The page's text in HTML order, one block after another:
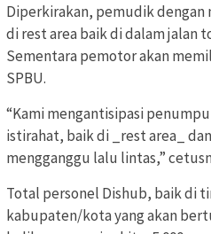
Diperkirakan, pemudik
di rest area baik di dalam jalan
Sementara pemotor akan
SPBU.
“Kami mengantisipasi
istirahat, baik di _rest area_
mengganggu lalu lintas,”
Total personel Dishub, baik di
kabupaten/kota yang akan